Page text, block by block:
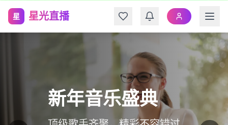
星 星光直播
新年音乐盛典